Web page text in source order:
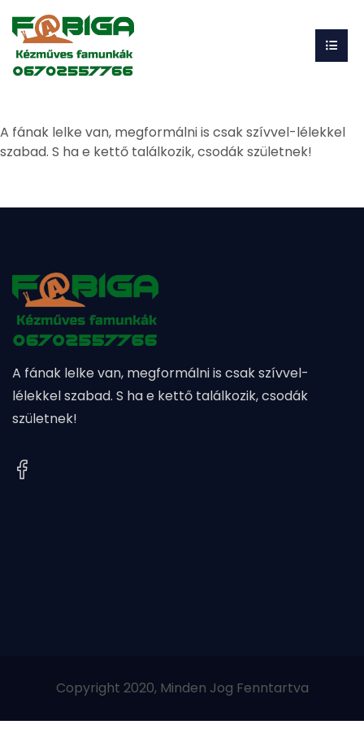
A fának lelke van, megformálni is csak szívvel-lélekkel
szabad. S ha e kettő találkozik, csodák születnek!
A fának lelke van, megformálni is csak szívvel-
lélekkel szabad. S ha e kettő találkozik, csodák
születnek!
Copyright 2020, Minden Jog Fenntartva